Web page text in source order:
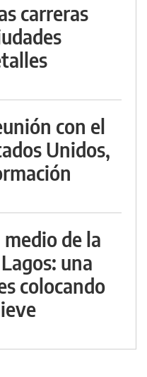
carreras
con el
Unidos,
de la
una
colocando